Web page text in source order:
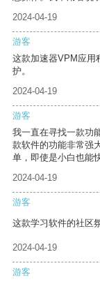
2024-04-19
游客
这款加速器VPM应用
护。
2024-04-19
游客
我一直在寻找一款功
款软件的功能非常强
单，即使是小白也能
2024-04-19
游客
这款学习软件的社区
2024-04-19
游客